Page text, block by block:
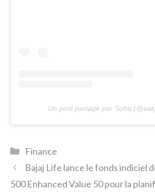
Un post partagé par Soha
Catégories
Finance
Bajaj Life lance le fonds indiciel
500 Enhanced Value 50 pour la